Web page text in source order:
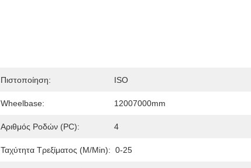
Πιστοποίηση: ISO
Wheelbase: 12007000mm
Αριθμός Ροδών (PC): 4
Ταχύτητα Τρεξίματος (m/min): 0-25